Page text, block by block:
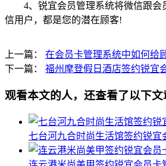
4、锐宜会员管理系统将微信跟
信用户，都是您的潜在顾客!
上一篇： 在会员卡管理系统中如何给
下一篇： 福州摩登假日酒店签约锐宜
观看本文的人，还查看了以下文
七台河九合时尚生活馆签约锐宜